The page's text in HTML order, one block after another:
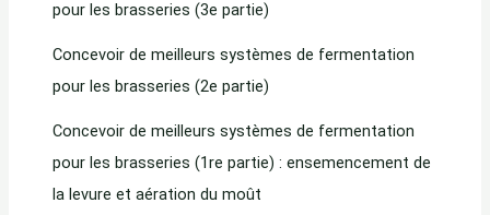
pour les brasseries (3e partie)
Concevoir de meilleurs systèmes de fermentation
pour les brasseries (2e partie)
Concevoir de meilleurs systèmes de fermentation
pour les brasseries (1re partie) : ensemencement de
la levure et aération du moût